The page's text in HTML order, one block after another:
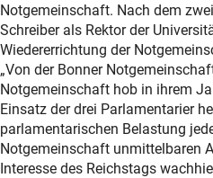
Notgemeinschaft. Nach dem
Schreiber als Rektor der
Wiedererrichtung der
„Von der Bonner
Notgemeinschaft hob in ihrem
Einsatz der drei Parlamentarier
parlamentarischen Belastung
Notgemeinschaft unmittelbaren
Interesse des Reichstags